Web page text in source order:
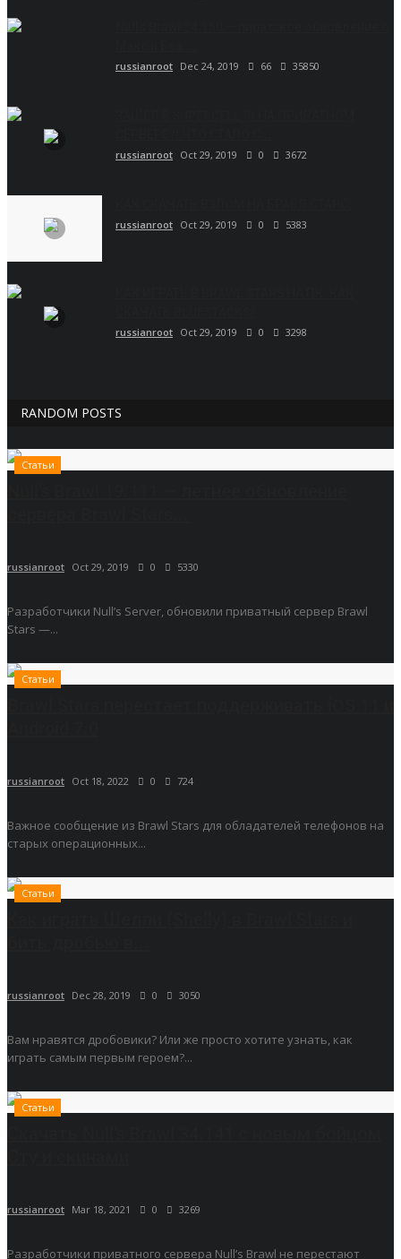
russianroot Dec 24, 2019 66 35850
russianroot Oct 29, 2019 0 3672
russianroot Oct 29, 2019 0 5383
russianroot Oct 29, 2019 0 3298
RANDOM POSTS
Статьи
russianroot Oct 29, 2019 0 5330
Разработчики Null’s Server, обновили приватный сервер Brawl
Stars —...
Статьи
russianroot Oct 18, 2022 0 724
Важное сообщение из Brawl Stars для обладателей телефонов на
старых операционных...
Статьи
russianroot Dec 28, 2019 0 3050
Вам нравятся дробовики? Или же просто хотите узнать, как
играть самым первым героем?...
Статьи
russianroot Mar 18, 2021 0 3269
Разработчики приватного сервера Null’s Brawl не перестают